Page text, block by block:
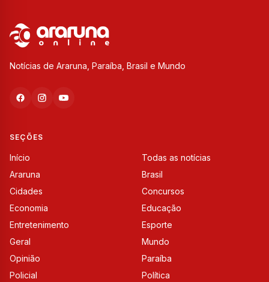
Notícias de Araruna, Paraíba, Brasil e Mundo
SEÇÕES
Início
Todas as notícias
Araruna
Brasil
Cidades
Concursos
Economia
Educação
Entretenimento
Esporte
Geral
Mundo
Opinião
Paraíba
Policial
Política